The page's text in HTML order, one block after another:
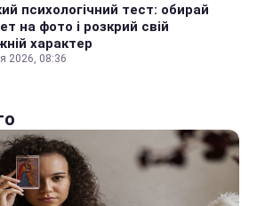
психологічний тест: обирай
на фото і розкрий свій
характер
2026, 08:36